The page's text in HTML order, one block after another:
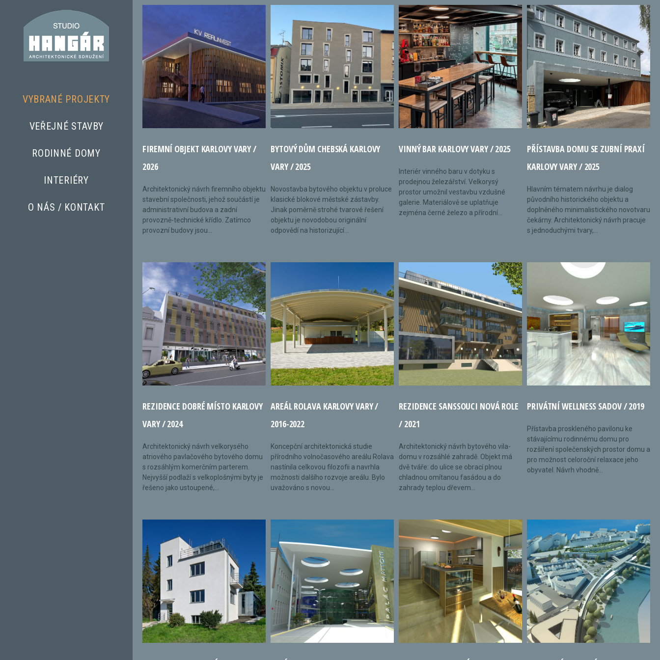
VYBRANÉ PROJEKTY
VEŘEJNÉ STAVBY
RODINNÉ DOMY
INTERIÉRY
O NÁS / KONTAKT
FIREMNÍ OBJEKT KARLOVY VARY /
2026
Architektonický návrh firemního objektu
stavební společnosti, jehož součástí je
administrativní budova a zadní
provozně-technické křídlo. Zatímco
provozní budovy jsou...
BYTOVÝ DŮM CHEBSKÁ KARLOVY
VARY / 2025
Novostavba bytového objektu v proluce
klasické blokové městské zástavby.
Jinak poměrně strohé tvarové řešení
objektu je novodobou originální
odpovědí na historizující...
VINNÝ BAR KARLOVY VARY / 2025
Interiér vinného baru v dotyku s
prodejnou železářství. Velkorysý
prostor umožnil vestavbu vzdušné
galerie. Materiálově se uplatňuje
zejména černé železo a přírodní...
PŘÍSTAVBA DOMU SE ZUBNÍ PRAXÍ
KARLOVY VARY / 2025
Hlavním tématem návrhu je dialog
původního historického objektu a
doplněného minimalistického novotvaru
čekárny. Architektonický návrh pracuje
s jednoduchými tvary,...
REZIDENCE DOBRÉ MÍSTO KARLOVY
VARY / 2024
Architektonický návrh velkorysého
atriového pavlačového bytového domu
s rozsáhlým komerčním parterem.
Nejvyšší podlaží s velkoplošnými byty je
řešeno jako ustoupené,...
AREÁL ROLAVA KARLOVY VARY /
2016-2022
Koncepční architektonická studie
přírodního volnočasového areálu Rolava
nastínila celkovou filozofii a navrhla
možnosti dalšího rozvoje areálu. Bylo
uvažováno s novou...
REZIDENCE SANSSOUCI NOVÁ ROLE
/ 2021
Architektonický návrh bytového vila-
domu v rozsáhlé zahradě. Objekt má
dvě tváře: do ulice se obrací plnou
chladnou omítanou fasádou a do
zahrady teplou dřevem...
PRIVÁTNÍ WELLNESS SADOV / 2019
Přístavba proskleného pavilonu ke
stávajícímu rodinnému domu pro
rozšíření společenských prostor domu a
pro možnost celoroční relaxace jeho
obyvatel. Návrh vhodně...